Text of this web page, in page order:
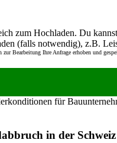
zum Hochladen. Du
(falls notwendig), z.B.
Bearbeitung Ihre Anfrage erhoben und
für
in der Schweiz